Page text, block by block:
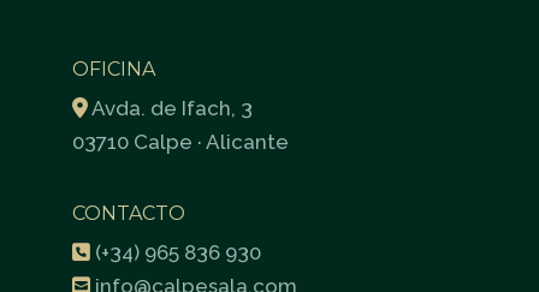
OFICINA
Avda. de Ifach, 3
03710 Calpe · Alicante
CONTACTO
(+34) 965 836 930
info@calpesala.com